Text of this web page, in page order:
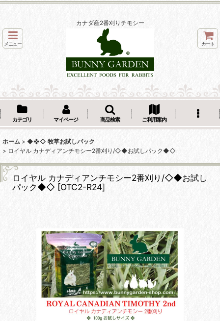
カナダ産2番刈りチモシー
メニュー カート
カテゴリ マイページ 商品検索 ご利用案内
ホーム > ◆❖◇ 牧草お試しパック
> ロイヤル カナディアンチモシー2番刈り/◇◆お試しパック◆◇
ロイヤル カナディアンチモシー2番刈り/◇◆お試し
パック◆◇ [OTC2-R24]